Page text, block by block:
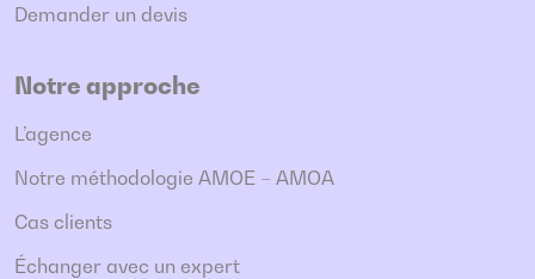
Demander un devis
Notre approche
L’agence
Notre méthodologie AMOE – AMOA
Cas clients
Échanger avec un expert